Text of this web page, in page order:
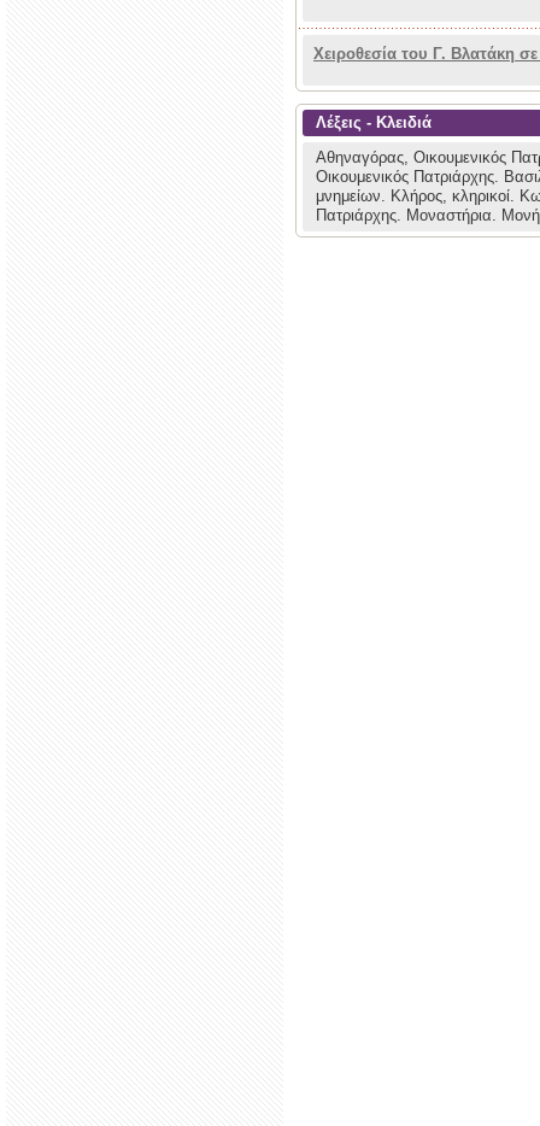
Χειροθεσία του Γ. Βλατάκη
Λέξεις - Κλειδιά
Αθηναγόρας, Οικουμενικός
Οικουμενικός Πατριάρχης.
μνημείων. Κλήρος, κληρικοί.
Πατριάρχης. Μοναστήρια.